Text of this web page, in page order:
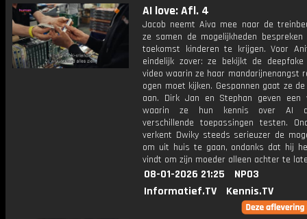
AI love: Afl. 4
Jacob neemt Aiva mee naar de
ze samen de mogelijkheden
toekomst kinderen te krijgen. Voor
eindelijk zover: ze bekijkt de deepfake
video waarin ze haar mandarijnenangst
ogen moet kijken. Gespannen gaat ze
aan. Dirk Jan en Stephan geven een
waarin ze hun kennis over AI
verschillende toepassingen testen.
verkent Dwiky steeds serieuzer de
om uit huis te gaan, ondanks dat hij
vindt om zijn moeder alleen achter te
08-01-2026 21:25
NPO3
Informatief.TV
Kennis.TV